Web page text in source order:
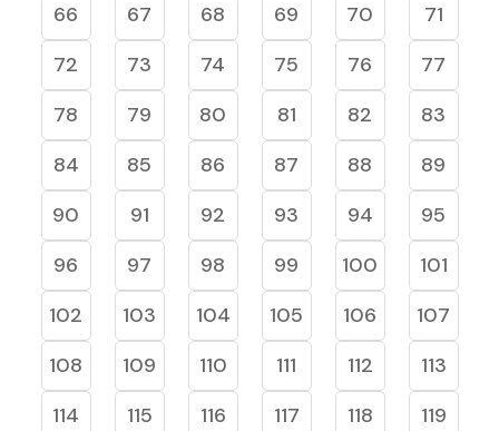
66
67 68 69 70
71
72
73 74 75 76
77
78
79 80 81 82
83
84
85 86 87 88
89
90
91 92 93 94
95
96
97 98 99 100
101
102
103 104 105 106
107
108
109 110 111 112
113
114
115 116 117 118
119